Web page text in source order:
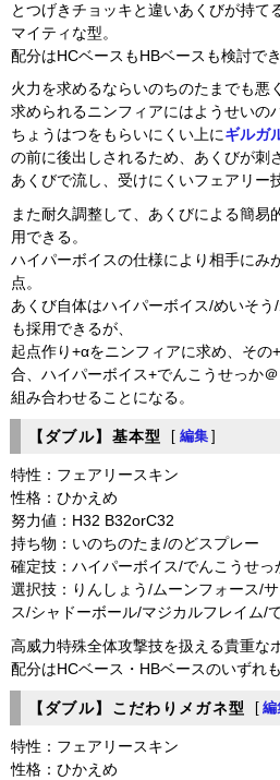
とつげきチョッキと違いあくびが持て
マイティな型。
配分はHCベースもHBベースも検討でき
火力を求めるならいのちのたまでも悪
求められるニンフィアにはようせいの
ちょうはつをもらいにくい上にギルガ
の前に後出しされるため、あくびが刺
あくびで流し、受けにくいフェアリー
また耐久調整して、あくびによる簡易
用できる。
ハイパーボイスの仕様により相手にみ
点。
あくび自体はハイパーボイス/めいそ
も採用できるが、
起点作り+αをニンフィアに求め、そ
合、ハイパーボイス+でんこうせっか
組み合わせることになる。
【ダブル】基本型 [ 編集 ]
特性：フェアリースキン
性格：ひかえめ
努力値：H32 B32orC32
持ち物：いのちのたま/のどスプレー
確定技：ハイパーボイス/でんこうせっ
選択技：りんしょう/ムーンフォース/
ス/シャドーボール/マジカルフレイム/
高威力特殊全体攻撃技を扱える貴重な
配分はHCベース・HBベースのいずれ
【ダブル】こだわりメガネ型 [ 編
特性：フェアリースキン
性格：ひかえめ